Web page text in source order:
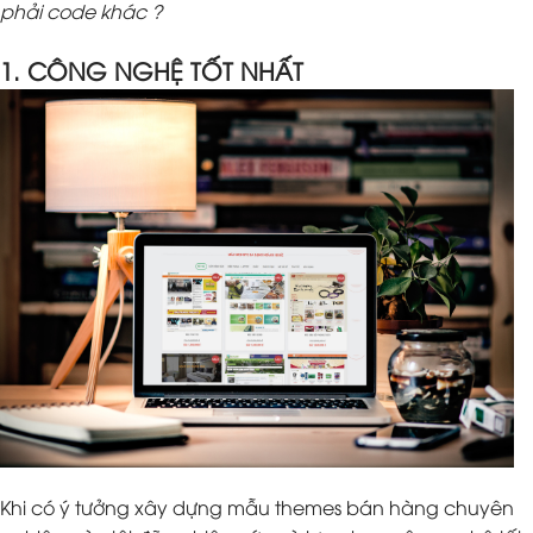
phải code khác ?
1. CÔNG NGHỆ TỐT NHẤT
Khi có ý tưởng xây dựng mẫu themes bán hàng chuyên